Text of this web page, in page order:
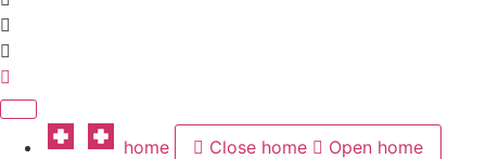
home Close home Open home